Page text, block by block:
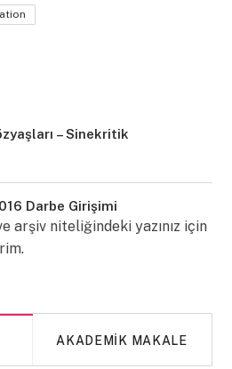
– Sinekritik
Darbe Girişimi
arşiv niteliğindeki yazınız için
AKADEMIK MAKALE